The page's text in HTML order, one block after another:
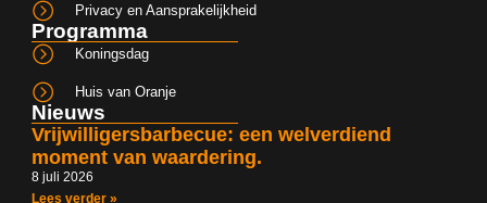
Privacy en Aansprakelijkheid
Programma
Koningsdag
Huis van Oranje
Nieuws
Vrijwilligersbarbecue: een welverdiend
moment van waardering.
8 juli 2026
Lees verder »